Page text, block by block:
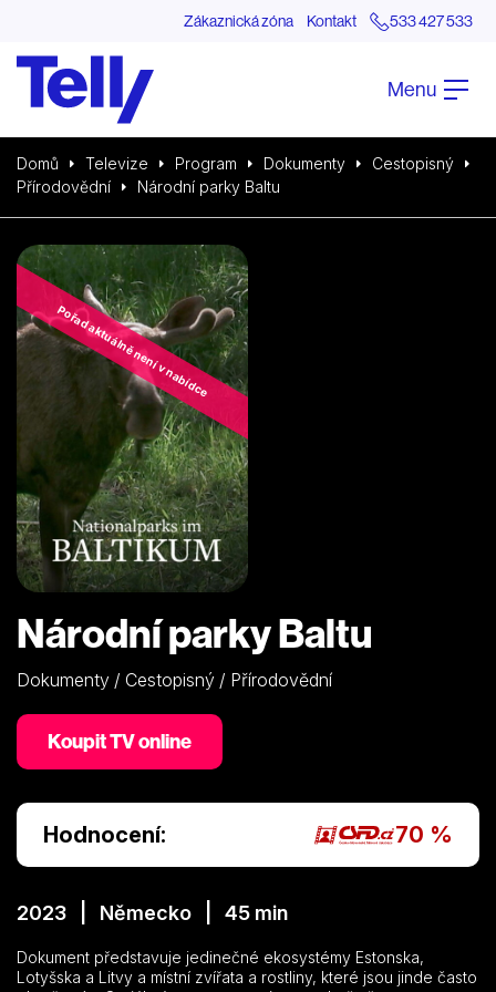
Zákaznická zóna Kontakt 533 427 533
Menu
Domů Televize Program Dokumenty
Cestopisný
Přírodovědní
Národní parky Baltu
Pořad aktuálně není v nabídce
Národní parky Baltu
Dokumenty / Cestopisný / Přírodovědní
Koupit TV online
Hodnocení: 70 %
2023 | Německo | 45 min
Dokument představuje jedinečné ekosystémy Estonska,
Lotyšska a Litvy a místní zvířata a rostliny, které jsou jinde často